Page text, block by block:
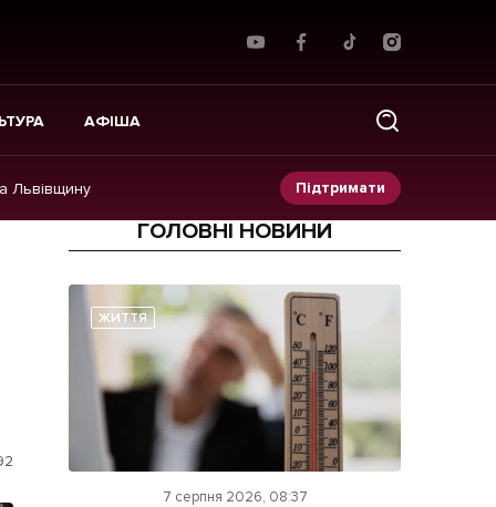
АФІША
Львівщину Підтримати
Прес-релізи
Фото/Відео
Made in Lviv
ГОЛОВНІ НОВИНИ
ЖИТТЯ
7 серпня 2026, 08:37